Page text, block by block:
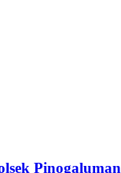
Pinogaluman